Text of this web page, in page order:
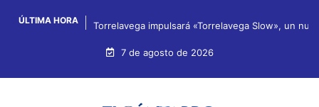
ÚLTIMA HORA Torrelavega impulsará «Torrelavega Slow», un
7 de agosto de 2026